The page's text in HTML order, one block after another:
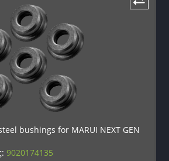
bushings for MARUI NEXT GEN
9020174135